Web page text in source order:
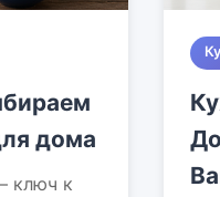
дома
ключ к